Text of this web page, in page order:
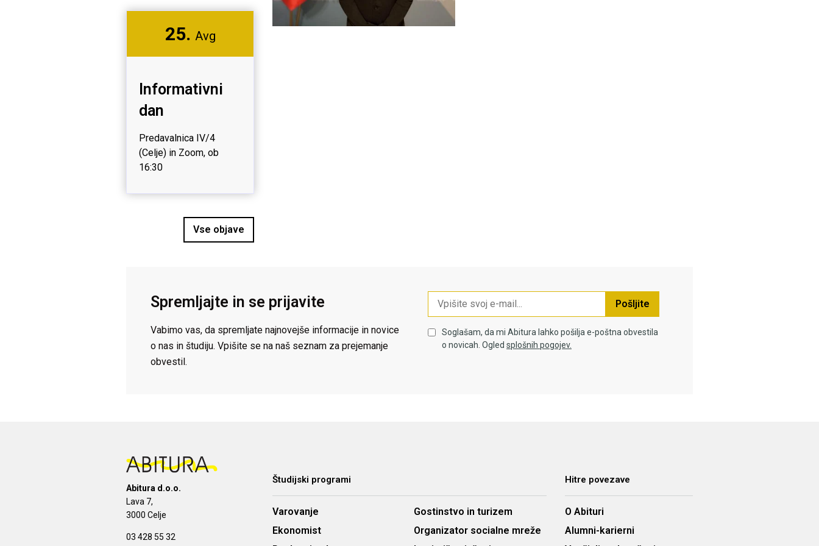
25. Avg
Informativni
dan
Predavalnica IV/4
(Celje) in Zoom, ob
16:30
Vse objave
Spremljajte in se prijavite
Vabimo vas, da spremljate najnovejše informacije in novice
o nas in študiju. Vpišite se na naš seznam za prejemanje
obvestil.
Pošljite
Soglašam, da mi Abitura lahko pošilja e-poštna obvestila
o novicah. Ogled splošnih pogojev.
Abitura d.o.o.
Lava 7,
3000 Celje
03 428 55 32
Študijski programi
Varovanje
Ekonomist
Gostinstvo in turizem
Organizator socialne mreže
Hitre povezave
O Abituri
Alumni-karierni